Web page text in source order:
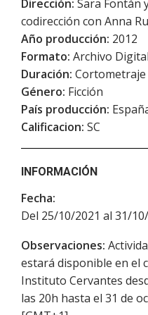
Dirección: Sara Fontán
codirección con Anna
Año producción: 2012
Formato: Archivo Digital
Duración: Cortometraje
Género: Ficción
País producción:
Calificacion: SC
INFORMACIÓN
Fecha:
Del 25/10/2021 al 31/
Observaciones:
estará disponible en el
Instituto Cervantes
las 20h hasta el 31 de